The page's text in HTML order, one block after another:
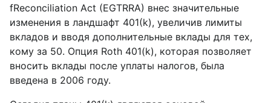
fReconciliation Act (EGTRRA) внес значительные
изменения в ландшафт 401(k), увеличив лимиты
вкладов и вводя дополнительные вклады для тех,
кому за 50. Опция Roth 401(k), которая позволяет
вносить вклады после уплаты налогов, была
введена в 2006 году.